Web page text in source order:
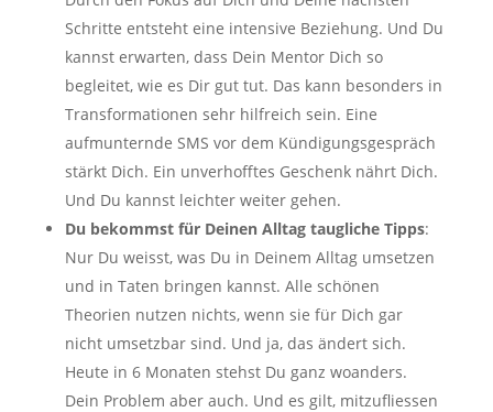
Schritte entsteht eine intensive Beziehung. Und Du
kannst erwarten, dass Dein Mentor Dich so
begleitet, wie es Dir gut tut. Das kann besonders in
Transformationen sehr hilfreich sein. Eine
aufmunternde SMS vor dem Kündigungsgespräch
stärkt Dich. Ein unverhofftes Geschenk nährt Dich.
Und Du kannst leichter weiter gehen.
Du bekommst für Deinen Alltag taugliche Tipps:
Nur Du weisst, was Du in Deinem Alltag umsetzen
und in Taten bringen kannst. Alle schönen
Theorien nutzen nichts, wenn sie für Dich gar
nicht umsetzbar sind. Und ja, das ändert sich.
Heute in 6 Monaten stehst Du ganz woanders.
Dein Problem aber auch. Und es gilt, mitzufliessen